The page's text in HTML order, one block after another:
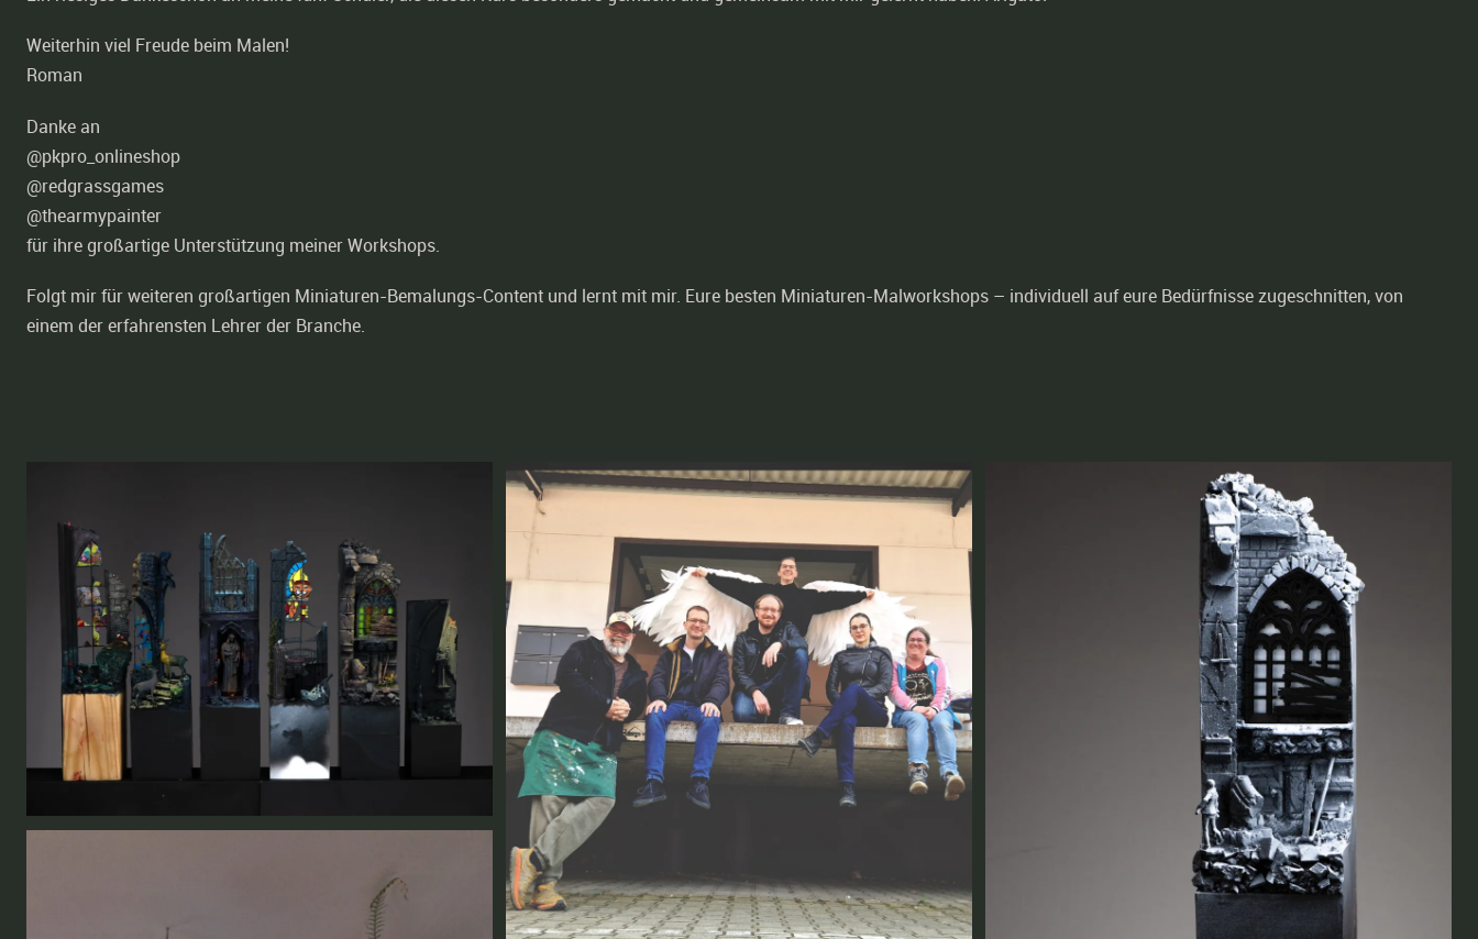
Weiterhin viel Freude beim Malen!
Roman
Danke an
@pkpro_onlineshop
@redgrassgames
@thearmypainter
für ihre großartige Unterstützung meiner Workshops.
Folgt mir für weiteren großartigen Miniaturen-Bemalungs-Content und lernt mit mir. Eure besten Miniaturen-Malworkshops – individuell auf eure Bedürfnisse zugeschnitten, von
einem der erfahrensten Lehrer der Branche.